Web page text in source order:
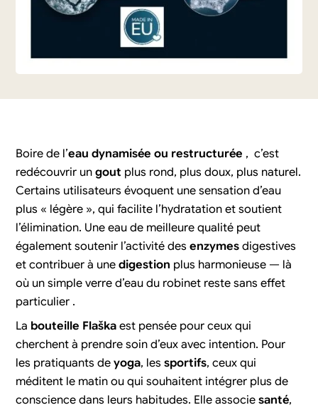
Boire de l’eau dynamisée ou restructurée , c’est
redécouvrir ungout plus rond, plus doux, plus naturel.
Certains utilisateurs évoquent une sensation d’eau
plus « légère », qui facilite l’hydratation et soutient
l’élimination. Une eau de meilleure qualité peut
également soutenir l’activité desenzymes digestives
et contribuer à unedigestion plus harmonieuse — là
où un simple verre d’eau du robinet reste sans effet
particulier .
La bouteille Flaška est pensée pour ceux qui
cherchent à prendre soin d’eux avec intention. Pour
les pratiquants deyoga, lessportifs, ceux qui
méditent le matin ou qui souhaitent intégrer plus de
conscience dans leurs habitudes. Elle associesanté,